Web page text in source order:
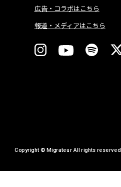
広告・コラボはこちら
報道・メディアはこちら
Copyright © Migrateur All rights reserved.